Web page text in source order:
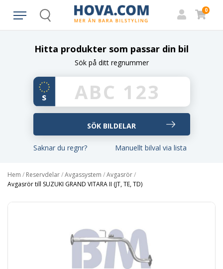
Search
0
Hitta produkter som passar din bil
Sök på ditt regnummer
Saknar du regnr? Manuellt bilval via lista
Hem / Reservdelar/Avgassystem /Avgasrör/
Avgasrör till SUZUKI GRAND VITARA II (JT, TE, TD)